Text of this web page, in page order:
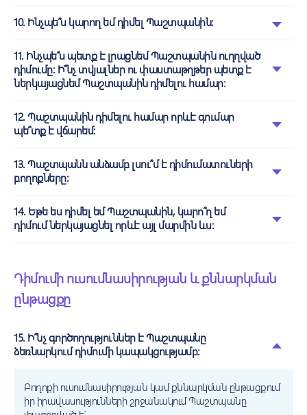
10. Ինչպե՞ս կարող եմ դիմել Պաշտպանին:
11. Ինչպե՞ս պետք է լրացնեմ Պաշտպանին ուղղված
դիմումը: Ի՞նչ տվյալներ ու փաստաթղթեր պետք է
ներկայացնեմ Պաշտպանին դիմելու համար:
12. Պաշտպանին դիմելու համար որևէ գումար
պե՞տք է վճարեմ:
13. Պաշտպանն անձամբ լսու՞մ է դիմումատուների
բողոքները:
14. Եթե ես դիմել եմ Պաշտպանին, կարո՞ղ եմ
դիմում ներկայացնել որևէ այլ մարմին ևս:
Դիմումի ուսումնասիրության և քննարկման
ընթացքը
15. Ի՞նչ գործողություններ է Պաշտպանը
ձեռնարկում դիմումի կապակցությամբ:
Բողոքի ուսումնասիրության կամ քննարկման ընթացքում
իր իրավասությունների շրջանակում Պաշտպանը